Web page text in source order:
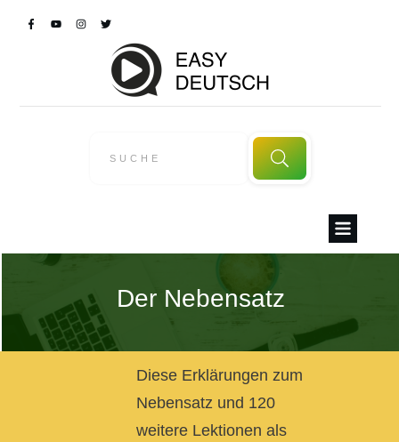
Der Nebensatz
Diese Erklärungen zum
Nebensatz und 120
weitere Lektionen als